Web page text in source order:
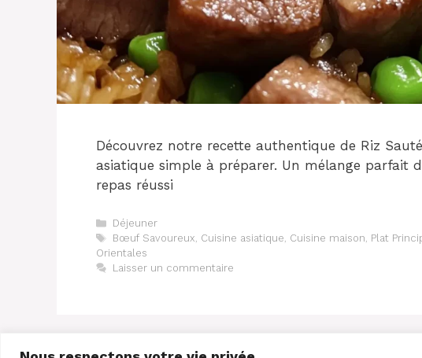
Découvrez notre recette authentique de Riz
asiatique simple à préparer. Un mélange parfait
repas réussi
Catégories
Déjeuner
Étiquettes
Bœuf Savoureux, Cuisine asiatique, Cuisine maison, Plat
Orientales
Laisser un commentaire